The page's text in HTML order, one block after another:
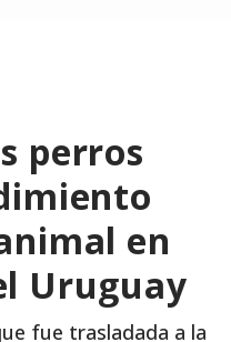
perros
en
Uruguay
fue trasladada a la